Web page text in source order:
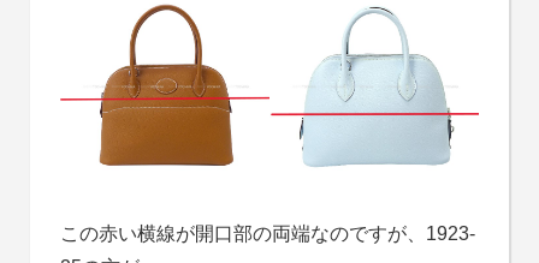
この赤い横線が開口部の両端なのですが、1923-